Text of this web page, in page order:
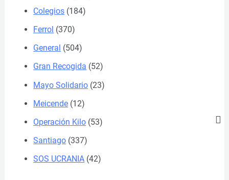
Colegios (184)
Ferrol (370)
General (504)
Gran Recogida (52)
Mayo Solidario (23)
Meicende (12)
Operación Kilo (53)
Santiago (337)
SOS UCRANIA (42)